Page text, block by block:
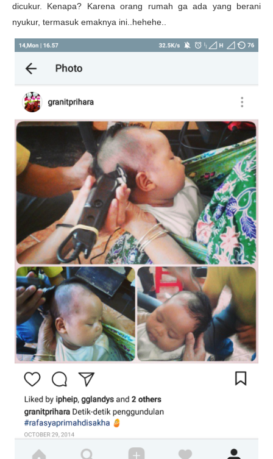
dicukur. Kenapa? Karena orang rumah ga ada yang berani
nyukur, termasuk emaknya ini..hehehe..